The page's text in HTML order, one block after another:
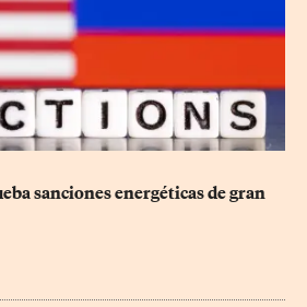
sanciones energéticas de gran